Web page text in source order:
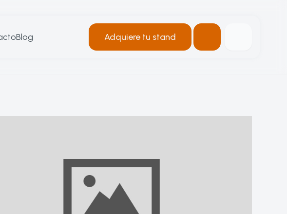
Blog Adquiere tu stand